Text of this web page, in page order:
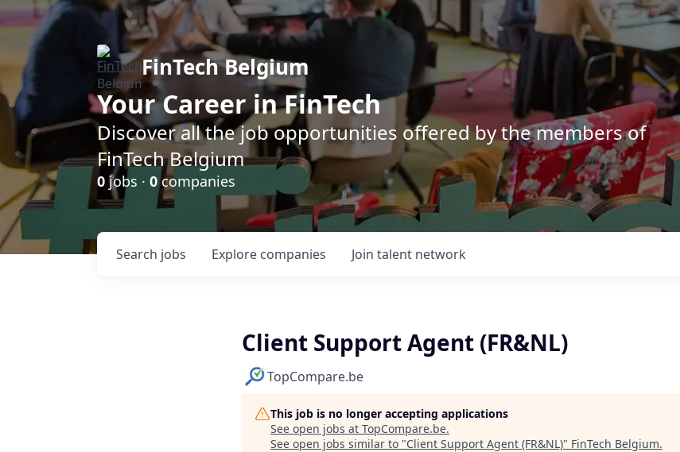
FinTech Belgium
Your Career in FinTech
Discover all the job opportunities offered by the members of
FinTech Belgium
0 jobs · 0companies
Search jobs Explore companies Join talent network
Client Support Agent (FR&NL)
TopCompare.be
This job is no longer accepting applications
See open jobs at TopCompare.be.
See open jobs similar to "Client Support Agent (FR&NL)" FinTech Belgium.